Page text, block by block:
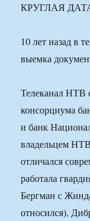
КРУГЛАЯ
10 лет назад в
выемка
Телеканал НТВ
консорциума
и банк
владельцем
отличался
работала
Бергман с
относился),